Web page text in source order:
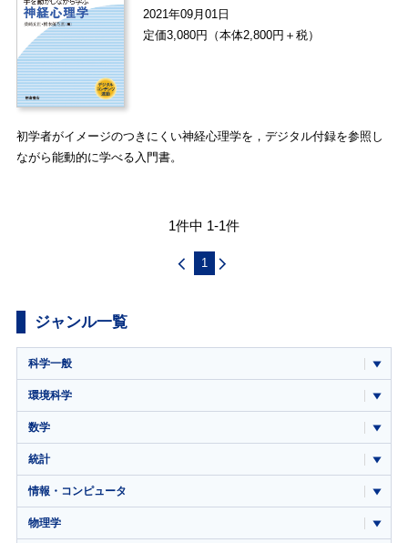
2021年09月01日
定価3,080円（本体2,800円＋税）
初学者がイメージのつきにくい神経心理学を，デジタル付録を参照し
ながら能動的に学べる入門書。
1件中 1-1件
1
ジャンル一覧
科学一般
環境科学
数学
統計
情報・コンピュータ
物理学